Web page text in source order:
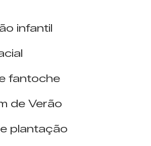
infantil
fantoche
de Verão
plantação